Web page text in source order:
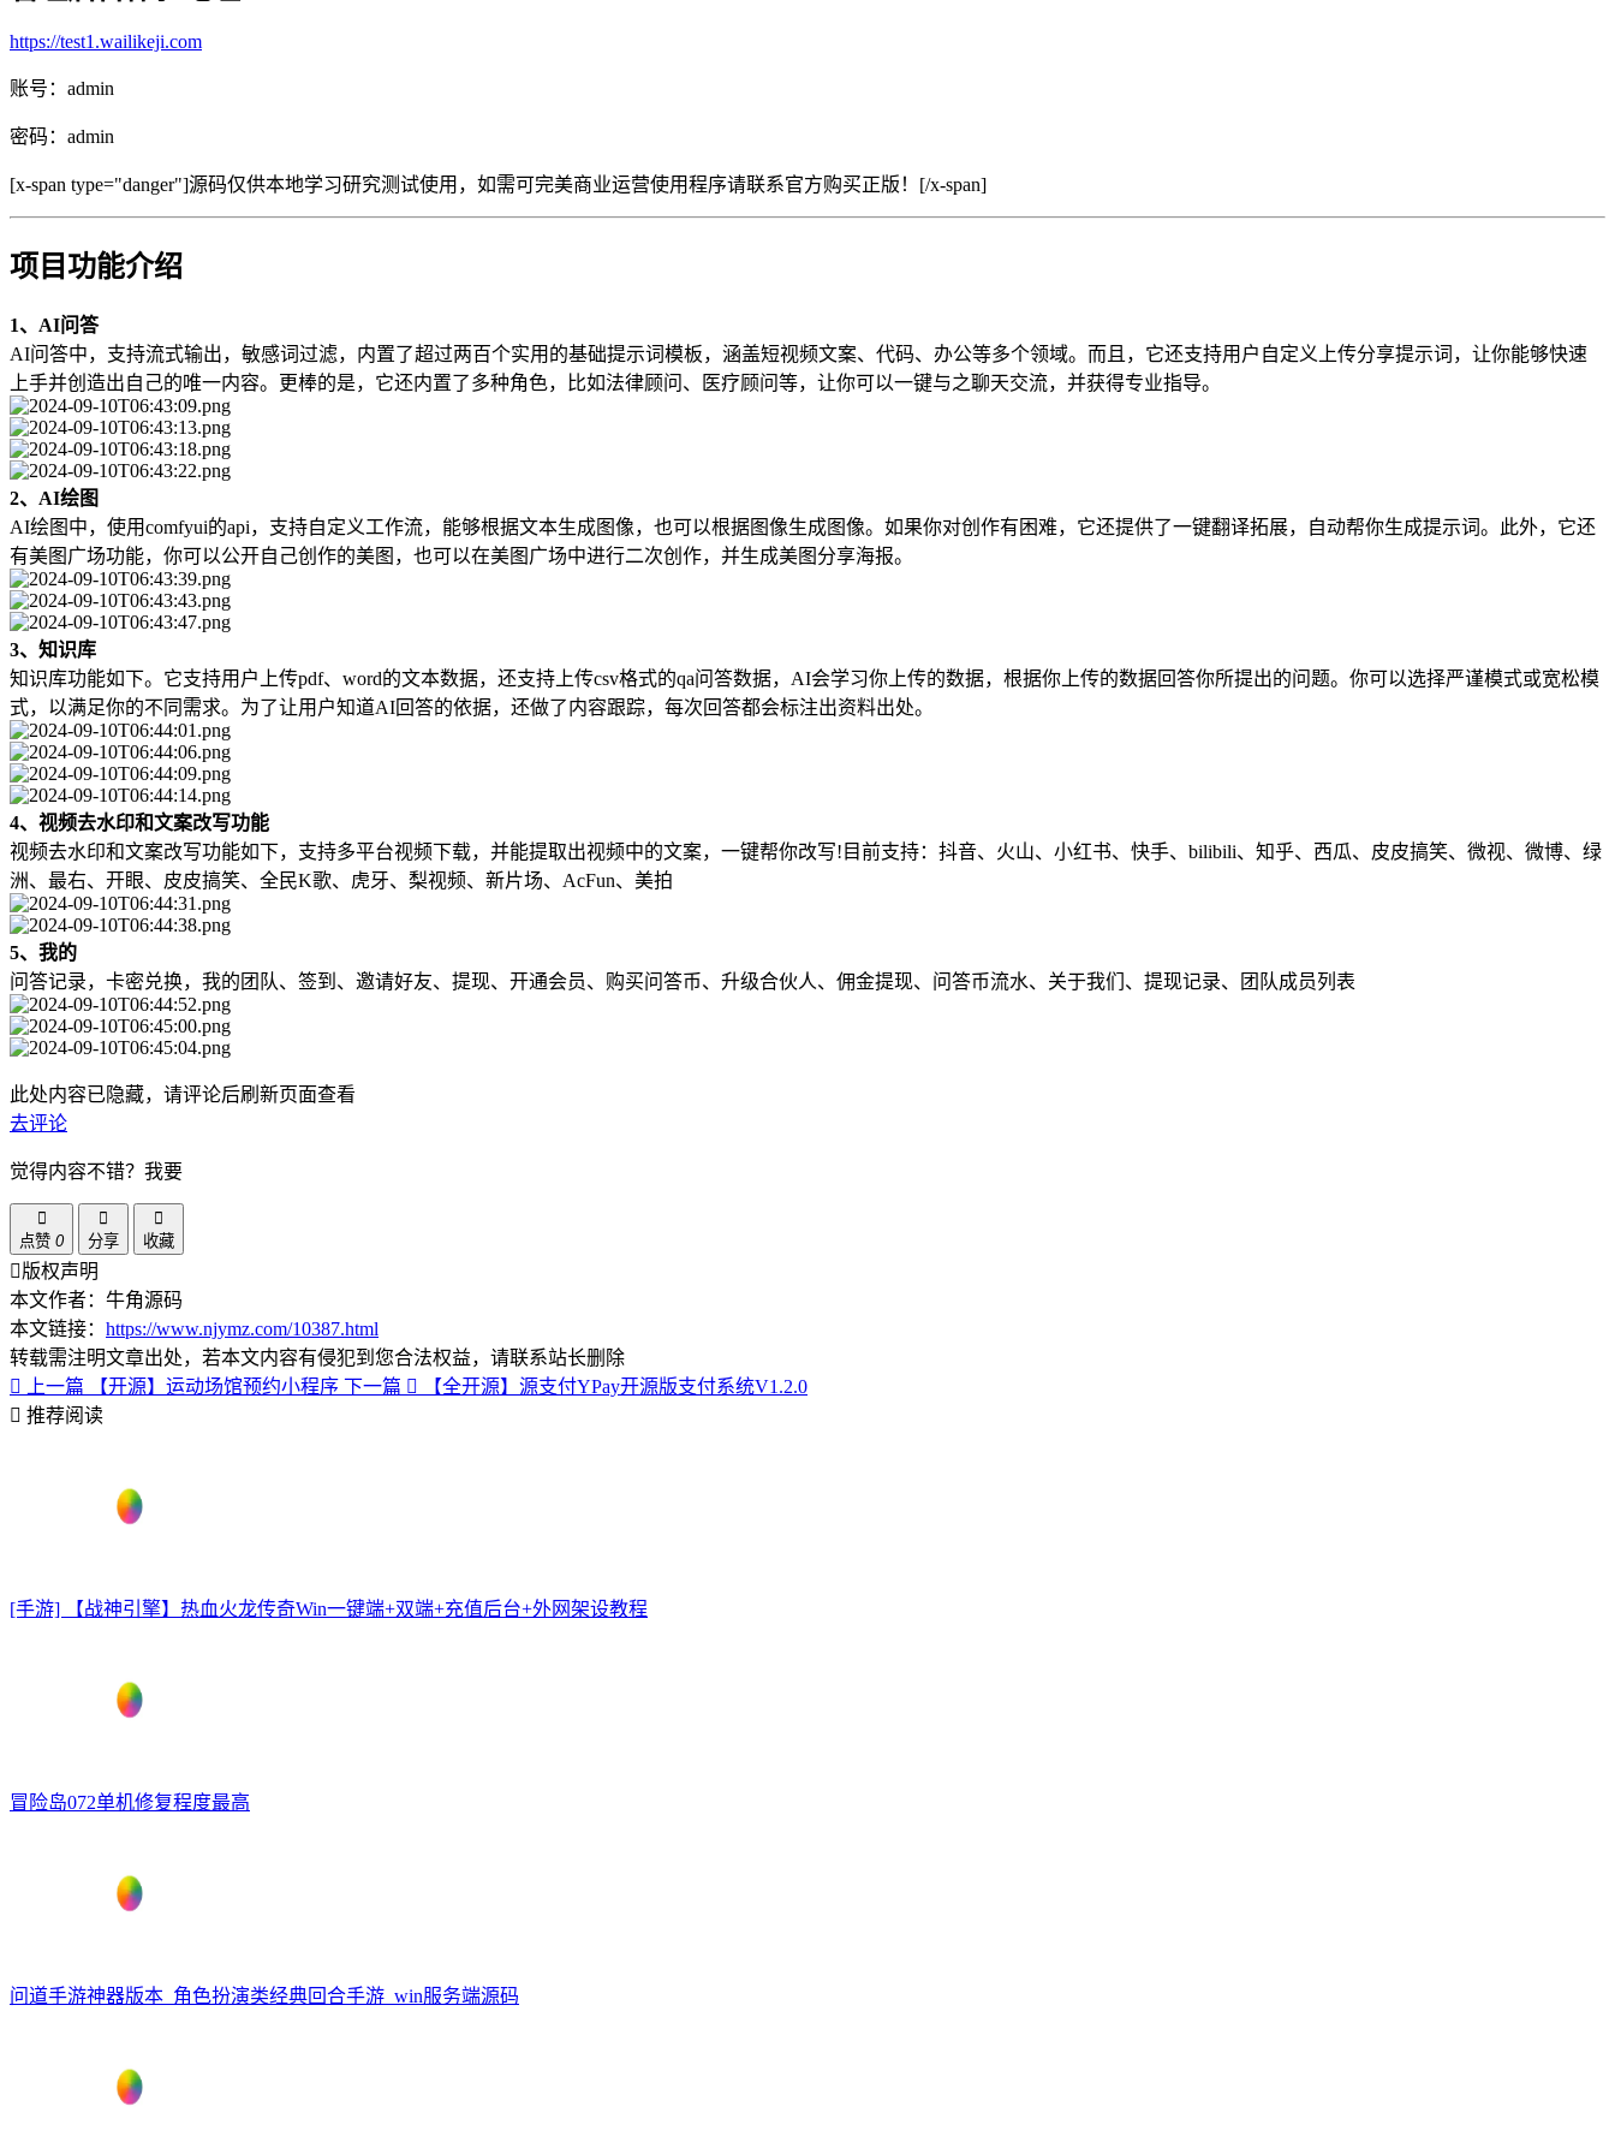
https://test1.wailikeji.com
账号：admin
密码：admin
[x-span type="danger"]源码仅供本地学习研究测试使用，如需可完美商业运营使用程序请联系官方购买正版！[/x-span]
项目功能介绍
1、AI问答
AI问答中，支持流式输出，敏感词过滤，内置了超过两百个实用的基础提示词模板，涵盖短视频文案、代码、办公等多个领域。而且，它还支持用户自定义上传分享提示词，让你能够快速
上手并创造出自己的唯一内容。更棒的是，它还内置了多种角色，比如法律顾问、医疗顾问等，让你可以一键与之聊天交流，并获得专业指导。
2、AI绘图
AI绘图中，使用comfyui的api，支持自定义工作流，能够根据文本生成图像，也可以根据图像生成图像。如果你对创作有困难，它还提供了一键翻译拓展，自动帮你生成提示词。此外，它还
有美图广场功能，你可以公开自己创作的美图，也可以在美图广场中进行二次创作，并生成美图分享海报。
3、知识库
知识库功能如下。它支持用户上传pdf、word的文本数据，还支持上传csv格式的qa问答数据，AI会学习你上传的数据，根据你上传的数据回答你所提出的问题。你可以选择严谨模式或宽松模
式，以满足你的不同需求。为了让用户知道AI回答的依据，还做了内容跟踪，每次回答都会标注出资料出处。
4、视频去水印和文案改写功能
视频去水印和文案改写功能如下，支持多平台视频下载，并能提取出视频中的文案，一键帮你改写!目前支持：抖音、火山、小红书、快手、bilibili、知乎、西瓜、皮皮搞笑、微视、微博、绿
洲、最右、开眼、皮皮搞笑、全民K歌、虎牙、梨视频、新片场、AcFun、美拍
5、我的
问答记录，卡密兑换，我的团队、签到、邀请好友、提现、开通会员、购买问答币、升级合伙人、佣金提现、问答币流水、关于我们、提现记录、团队成员列表
此处内容已隐藏，请评论后刷新页面查看
去评论
觉得内容不错？我要
点赞 0 分享 收藏
版权声明
本文作者：牛角源码
本文链接： https://www.njymz.com/10387.html
转载需注明文章出处，若本文内容有侵犯到您合法权益，请联系站长删除
上一篇
【开源】运动场馆预约小程序 下一篇
【全开源】源支付YPay开源版支付系统V1.2.0
推荐阅读
[手游] 【战神引擎】热血火龙传奇Win一键端+双端+充值后台+外网架设教程
冒险岛072单机修复程度最高
问道手游神器版本_角色扮演类经典回合手游_win服务端源码